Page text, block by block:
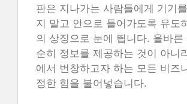
판은 지나가는 사람들에게 기기
지 말고 안으로 들어가도록 유도
의 상징으로 눈에 띕니다. 올바른
순히 정보를 제공하는 것이 아니
에서 번창하고자 하는 모든 비즈
정한 힘을 불어넣습니다.